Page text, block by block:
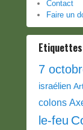
Contact
Faire un
Etiquettes
7
israélien
colons
le-feu